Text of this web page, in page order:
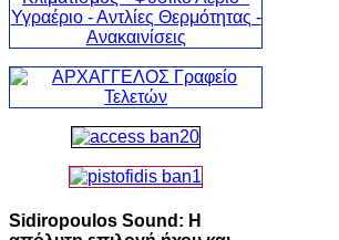
Sidiropoulos Sound: Η